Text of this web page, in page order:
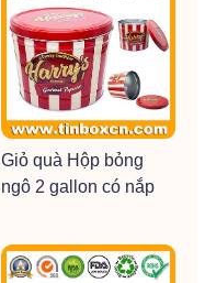
Giỏ quà Hộp bỏng
ngô 2 gallon có nắp